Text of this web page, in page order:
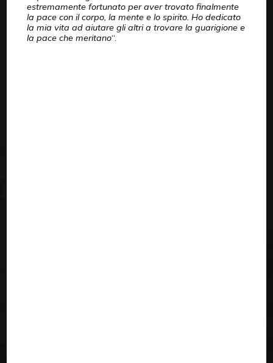
estremamente fortunato per aver trovato finalmente
la pace con il corpo, la mente e lo spirito. Ho dedicato
la mia vita ad aiutare gli altri a trovare la guarigione e
la pace che meritano“.